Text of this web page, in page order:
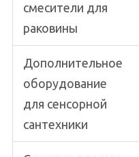
смесители для
раковины
Дополнительное
оборудование
для сенсорной
сантехники